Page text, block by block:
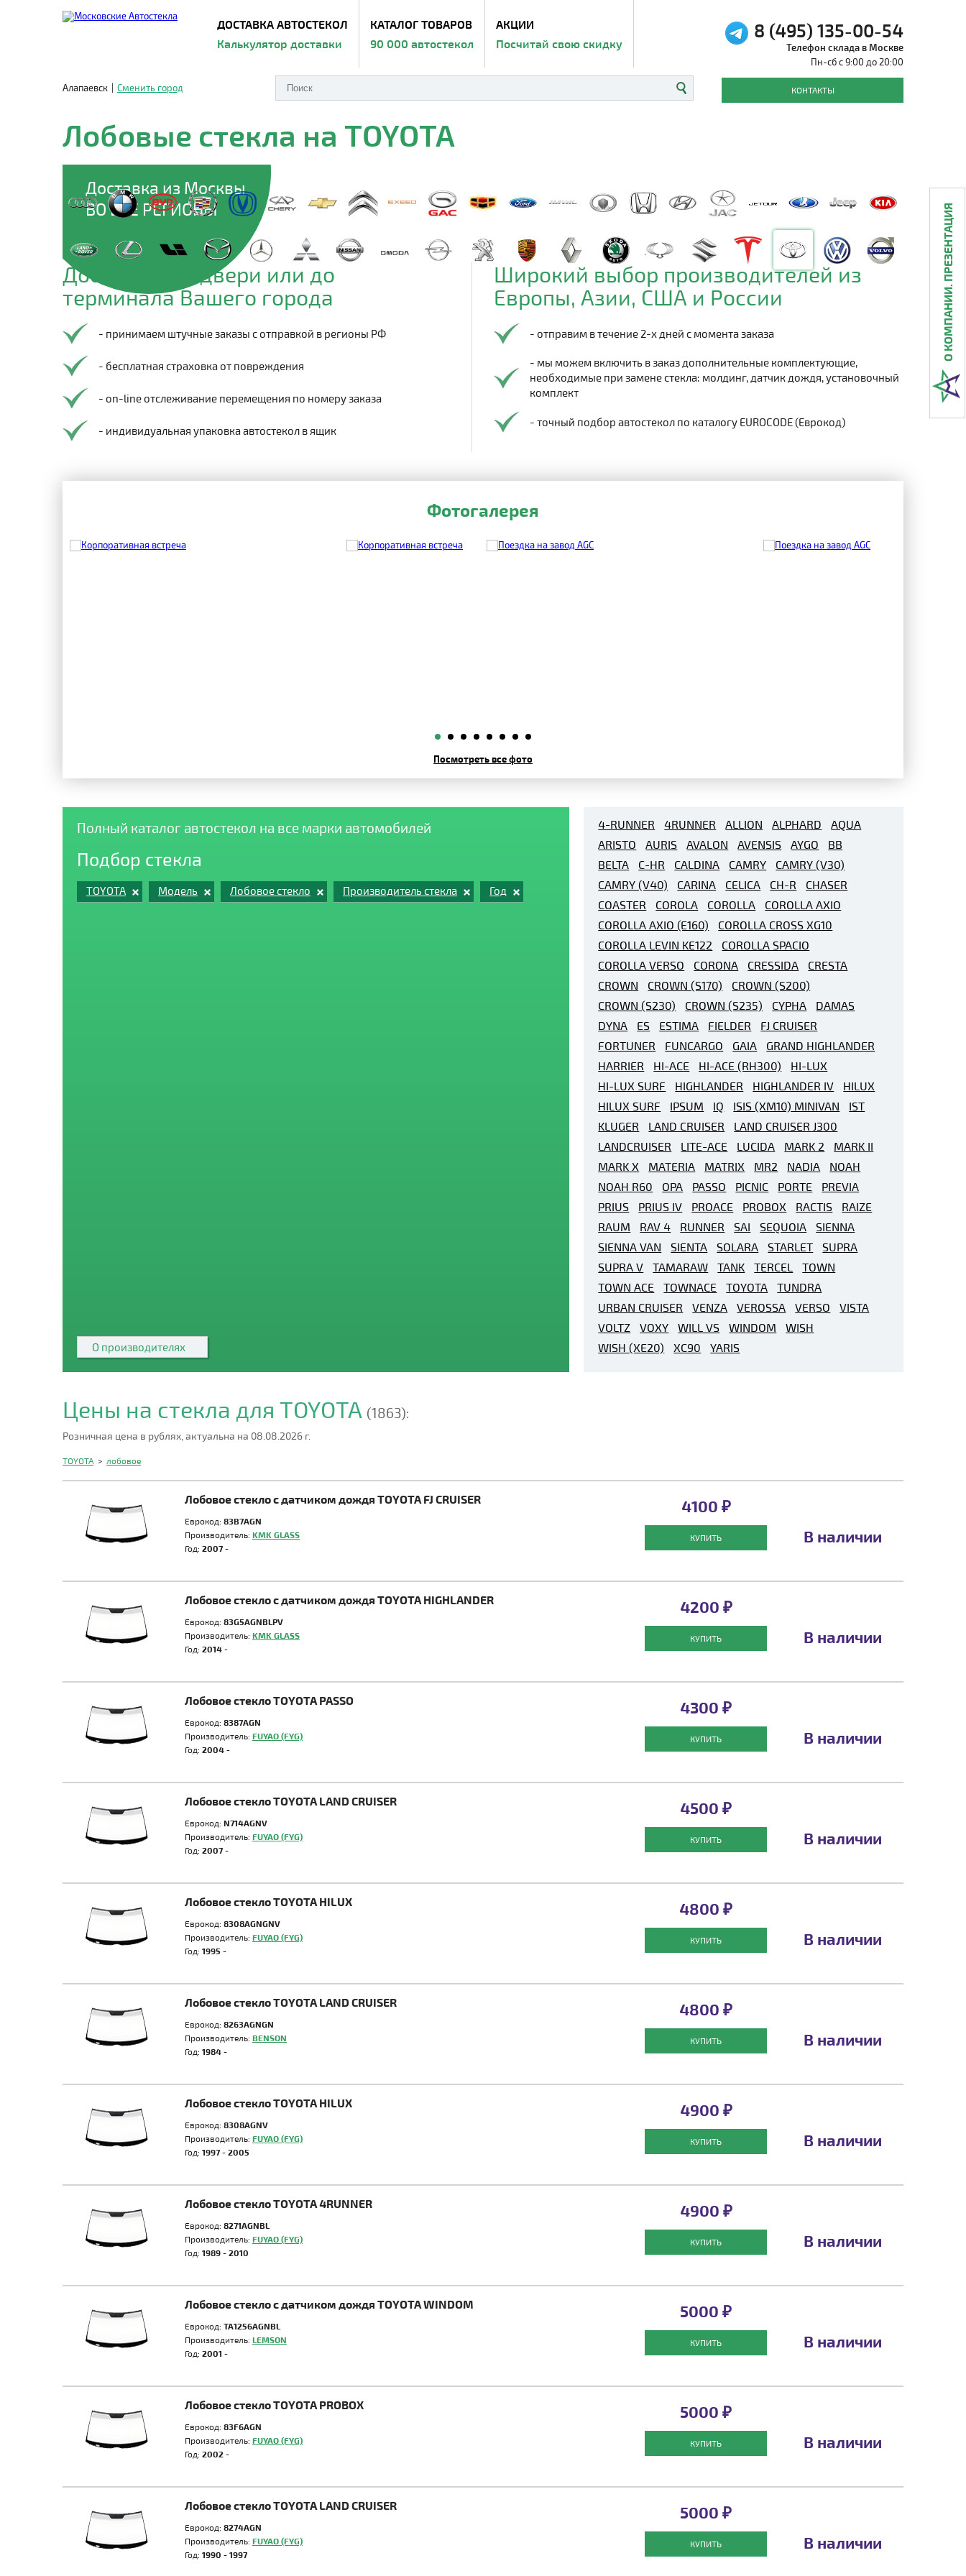
ДОСТАВКА АВТОСТЕКОЛ
Калькулятор доставки
КАТАЛОГ ТОВАРОВ
90 000 автостекол
АКЦИИ
Посчитай свою скидку
Алапаевск Сменить город
8 (495) 135-00-54
Телефон склада в Москве
Пн-сб с 9:00 до 20:00
КОНТАКТЫ
Лобовые стекла на TOYOTA
Доставка из Москвы
ВО ВСЕ РЕГИОНЫ
Доставим до двери или до
терминала Вашего города
- принимаем штучные заказы с отправкой в регионы РФ
- бесплатная страховка от повреждения
- on-line отслеживание перемещения по номеру заказа
- индивидуальная упаковка автостекол в ящик
Широкий выбор производителей из
Европы, Азии, США и России
- отправим в течение 2-х дней с момента заказа
- мы можем включить в заказ дополнительные комплектующие,
необходимые при замене стекла: молдинг, датчик дождя, установочный
комплект
- точный подбор автостекол по каталогу EUROCODE (Еврокод)
Фотогалерея
Посмотреть все фото
Полный каталог автостекол на все марки автомобилей
Подбор стекла
TOYOTA Модель Лобовое стекло Производитель стекла Год
О производителях
4-RUNNER 4RUNNER ALLION ALPHARD
AQUA
ARISTO
AURIS AVALON AVENSIS AYGO
BB
BELTA
C-HR CALDINA CAMRY
CAMRY (V30)
CAMRY (V40)
CARINA CELICA CH-R
CHASER
COASTER
COROLA COROLLA
COROLLA AXIO
COROLLA AXIO (E160)
COROLLA CROSS XG10
COROLLA LEVIN KE122
COROLLA SPACIO
COROLLA VERSO
CORONA CRESSIDA
CRESTA
CROWN
CROWN (S170)
CROWN (S200)
CROWN (S230)
CROWN (S235) CYPHA
DAMAS
DYNA
ES ESTIMA FIELDER
FJ CRUISER
FORTUNER
FUNCARGO GAIA
GRAND HIGHLANDER
HARRIER
HI-ACE HI-ACE (RH300)
HI-LUX
HI-LUX SURF
HIGHLANDER HIGHLANDER IV
HILUX
HILUX SURF
IPSUM IQ ISIS (XM10) MINIVAN
IST
KLUGER
LAND CRUISER
LAND CRUISER J300
LANDCRUISER
LITE-ACE LUCIDA MARK 2
MARK II
MARK X
MATERIA MATRIX MR2 NADIA
NOAH
NOAH R60
OPA PASSO PICNIC PORTE
PREVIA
PRIUS
PRIUS IV PROACE PROBOX RACTIS
RAIZE
RAUM
RAV 4 RUNNER SAI SEQUOIA
SIENNA
SIENNA VAN
SIENTA SOLARA STARLET
SUPRA
SUPRA V
TAMARAW TANK TERCEL
TOWN
TOWN ACE
TOWNACE TOYOTA
TUNDRA
URBAN CRUISER
VENZA VEROSSA VERSO
VISTA
VOLTZ
VOXY WILL VS WINDOM
WISH
WISH (XE20)
XC90 YARIS
Цены на стекла для TOYOTA (1863):
Розничная цена в рублях, актуальна на 08.08.2026 г.
TOYOTA > лобовое
Лобовое стекло с датчиком дождя TOYOTA FJ CRUISER
Еврокод: 83B7AGN
Производитель: KMK GLASS
Год: 2007 -
4100 ₽
КУПИТЬ В наличии
Лобовое стекло с датчиком дождя TOYOTA HIGHLANDER
Еврокод: 83G5AGNBLPV
Производитель: KMK GLASS
Год: 2014 -
4200 ₽
КУПИТЬ В наличии
Лобовое стекло TOYOTA PASSO
Еврокод: 8387AGN
Производитель: FUYAO (FYG)
Год: 2004 -
4300 ₽
КУПИТЬ В наличии
Лобовое стекло TOYOTA LAND CRUISER
Еврокод: N714AGNV
Производитель: FUYAO (FYG)
Год: 2007 -
4500 ₽
КУПИТЬ В наличии
Лобовое стекло TOYOTA HILUX
Еврокод: 8308AGNGNV
Производитель: FUYAO (FYG)
Год: 1995 -
4800 ₽
КУПИТЬ В наличии
Лобовое стекло TOYOTA LAND CRUISER
Еврокод: 8263AGNGN
Производитель: BENSON
Год: 1984 -
4800 ₽
КУПИТЬ В наличии
Лобовое стекло TOYOTA HILUX
Еврокод: 8308AGNV
Производитель: FUYAO (FYG)
Год: 1997 - 2005
4900 ₽
КУПИТЬ В наличии
Лобовое стекло TOYOTA 4RUNNER
Еврокод: 8271AGNBL
Производитель: FUYAO (FYG)
Год: 1989 - 2010
4900 ₽
КУПИТЬ В наличии
Лобовое стекло с датчиком дождя TOYOTA WINDOM
Еврокод: TA1256AGNBL
Производитель: LEMSON
Год: 2001 -
5000 ₽
КУПИТЬ В наличии
Лобовое стекло TOYOTA PROBOX
Еврокод: 83F6AGN
Производитель: FUYAO (FYG)
Год: 2002 -
5000 ₽
КУПИТЬ В наличии
Лобовое стекло TOYOTA LAND CRUISER
Еврокод: 8274AGN
Производитель: FUYAO (FYG)
Год: 1990 - 1997
5000 ₽
КУПИТЬ В наличии
О КОМПАНИИ. ПРЕЗЕНТАЦИЯ